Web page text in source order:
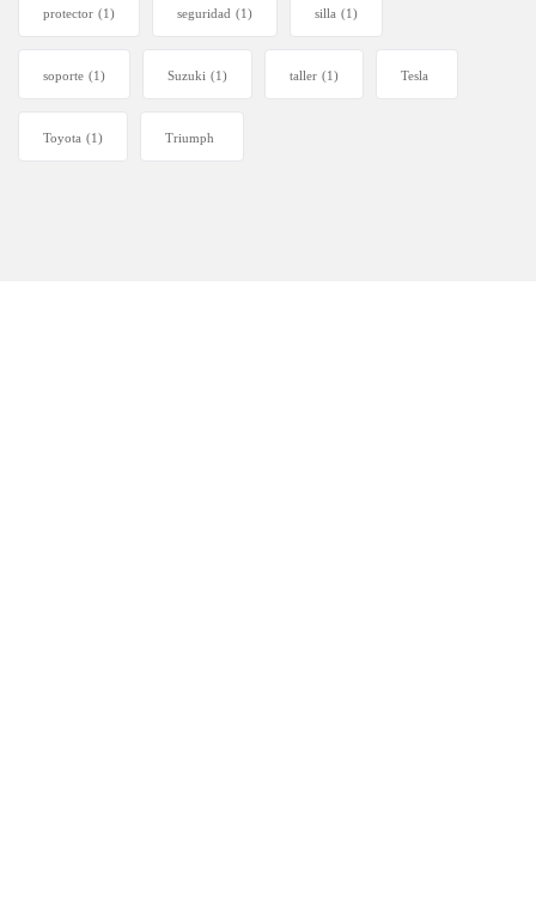
protector (1) seguridad (1) silla (1)
soporte (1) Suzuki (1) taller (1) Tesla
Toyota (1) Triumph